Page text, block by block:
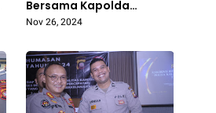
Bersama Kapolda
Kalteng Pimpin Apel
Pilkada Serentak
Nov 26, 2024